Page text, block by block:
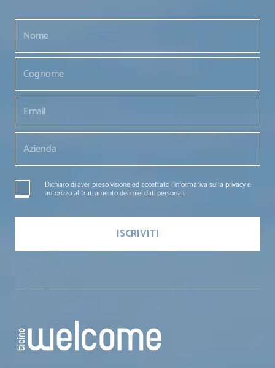
Dichiaro di aver preso visione ed accettato l'informativa sulla privacy e
autorizzo al trattamento dei miei dati personali.